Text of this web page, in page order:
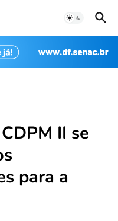
II se
para a